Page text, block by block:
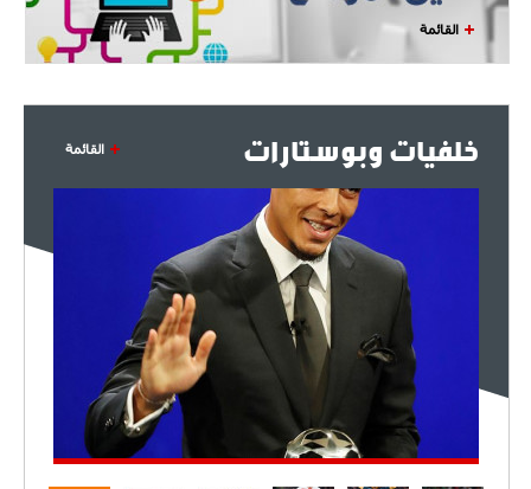
القائمة
خلفيات وبوستارات القائمة